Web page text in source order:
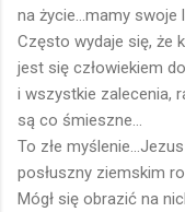
na życie...mamy swoje
Często wydaje się, że
jest się człowiekiem
i wszystkie zalecenia,
są co śmieszne...
To złe
posłuszny ziemskim
Mógł się obrazić na